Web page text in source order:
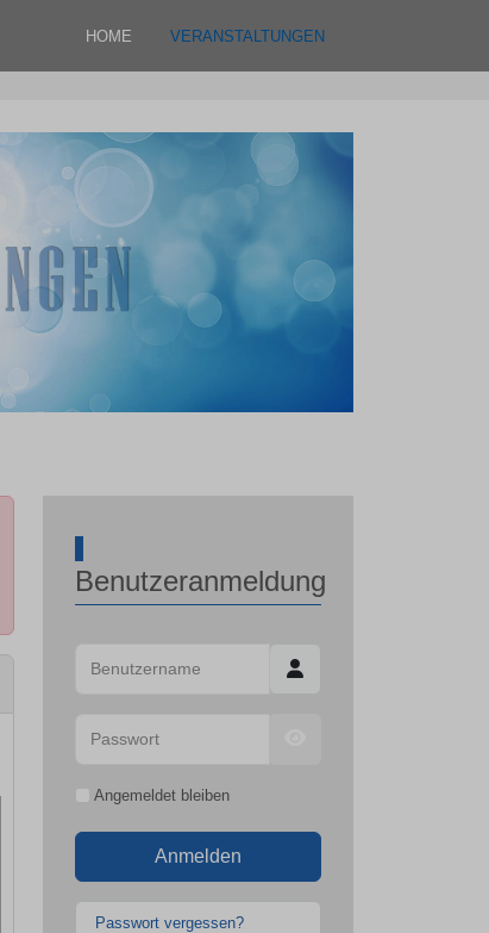
HOME VERANSTALTUNGEN
Benutzeranmeldung
Angemeldet bleiben
Anmelden
Passwort vergessen?